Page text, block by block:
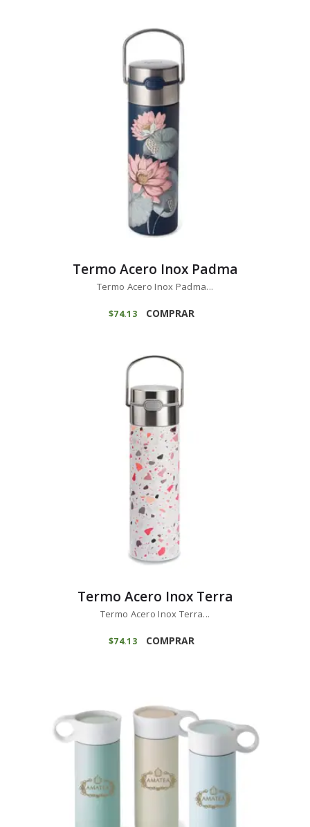
Termo Acero Inox Padma
Termo Acero Inox Padma...
$74 13 COMPRAR
Termo Acero Inox Terra
Termo Acero Inox Terra...
$74 13 COMPRAR